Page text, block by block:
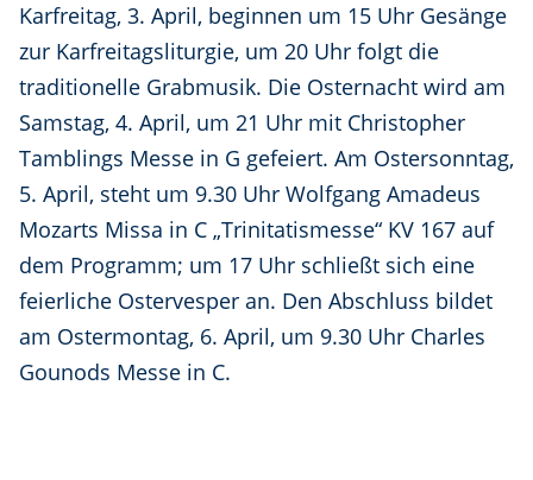
Karfreitag, 3. April, beginnen um 15 Uhr Gesänge
zur Karfreitagsliturgie, um 20 Uhr folgt die
traditionelle Grabmusik. Die Osternacht wird am
Samstag, 4. April, um 21 Uhr mit Christopher
Tamblings Messe in G gefeiert. Am Ostersonntag,
5. April, steht um 9.30 Uhr Wolfgang Amadeus
Mozarts Missa in C „Trinitatismesse“ KV 167 auf
dem Programm; um 17 Uhr schließt sich eine
feierliche Ostervesper an. Den Abschluss bildet
am Ostermontag, 6. April, um 9.30 Uhr Charles
Gounods Messe in C.